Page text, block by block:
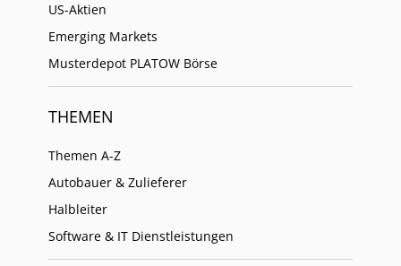
US-Aktien
Emerging Markets
Musterdepot PLATOW Börse
THEMEN
Themen A-Z
Autobauer & Zulieferer
Halbleiter
Software & IT Dienstleistungen